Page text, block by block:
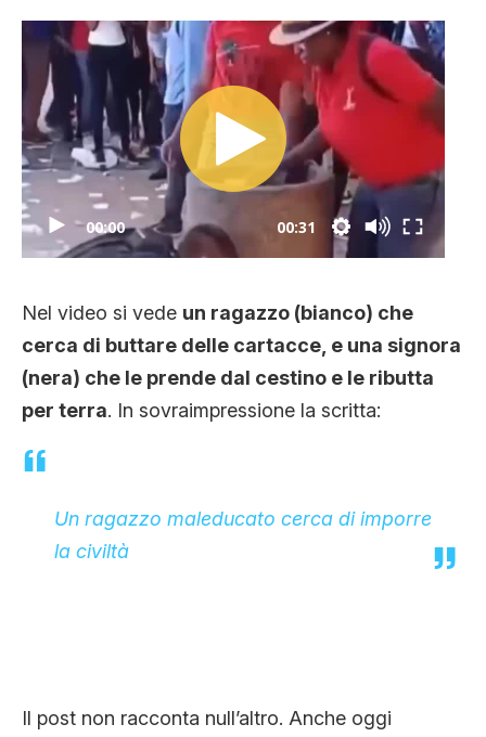
00:00 00:31
Nel video si vede un ragazzo (bianco) che
cerca di buttare delle cartacce, e una signora
(nera) che le prende dal cestino e le ributta
per terra. In sovraimpressione la scritta:
Un ragazzo maleducato cerca di imporre
la civiltà
Il post non racconta null’altro. Anche oggi